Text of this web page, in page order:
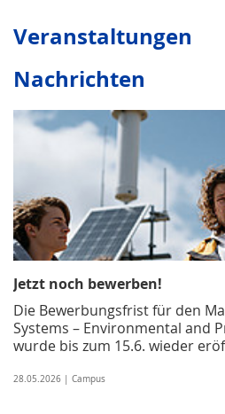
Veranstaltungen
Nachrichten
Jetzt noch bewerben!
Die Bewerbungsfrist für den
Systems – Environmental and
wurde bis zum 15.6. wieder
28.05.2026 | Campus